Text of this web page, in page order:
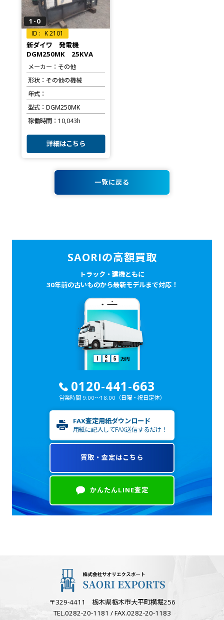
1-0
K 2101
新ダイワ 発電機
DGM250MK 25KVA
メーカー
その他
形状
その他の機械
年式
型式
DGM250MK
稼働時間
10,043h
詳細はこちら
一覧に戻る
SAORIの高額買取
トラック・建機ともに
30年前の古いものから最新モデルまで対応！
0120-441-663
営業時間 9:00～18:00 （日曜・祝日定休）
FAX査定用紙ダウンロード
用紙に記入してFAX送信するだけ！
買取・査定はこちら
かんたんLINE査定
〒329-4411 栃木県栃木市大平町横堀256
TEL.0282-20-1181 / FAX.0282-20-1183